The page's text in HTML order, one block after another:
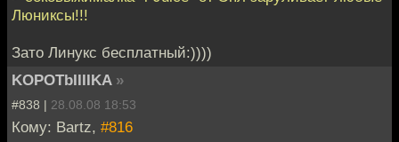
Люниксы!!!
Зато Линукс бесплатный:))))
KOPOTbIIIIKA »
#838 | 28.08.08 18:53
Кому: Bartz, #816